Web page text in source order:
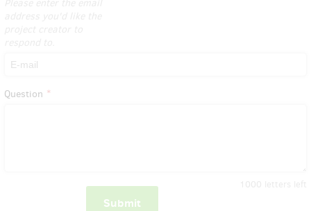
Question
Submit